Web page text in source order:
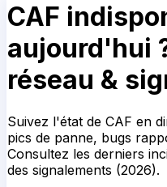
CAF
aujourd'hui
réseau &
Suivez l'état de CAF en
pics de panne, bugs
Consultez les derniers
des signalements (2026).